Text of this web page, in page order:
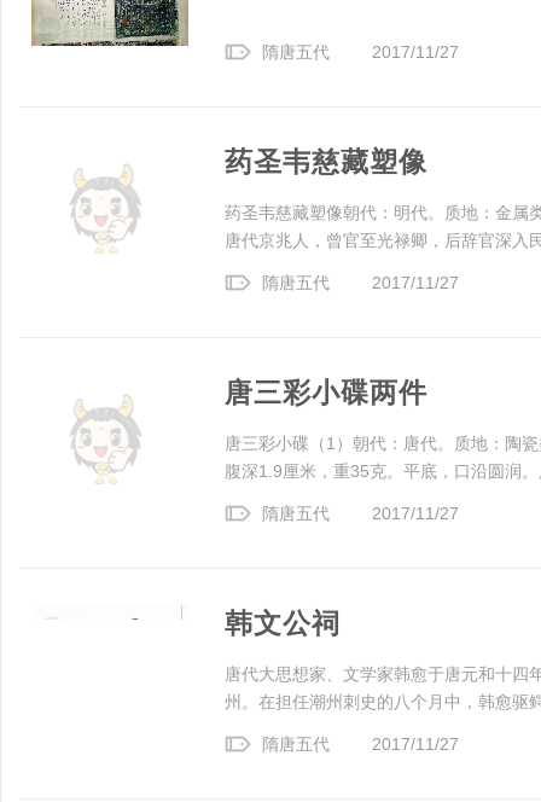
隋唐五代 2017/11/27
隋唐五代 2017/11/27
药圣韦慈藏塑像
药圣韦慈藏塑像朝代：明代。质地：金属
唐代京兆人，曾官至光禄卿，后辞官深入
隋唐五代 2017/11/27
唐三彩小碟两件
唐三彩小碟（1）朝代：唐代。质地：陶
腹深1.9厘米，重35克。平底，口沿圆润
隋唐五代 2017/11/27
韩文公祠
唐代大思想家、文学家韩愈于唐元和十四
州。在担任潮州刺史的八个月中，韩愈驱